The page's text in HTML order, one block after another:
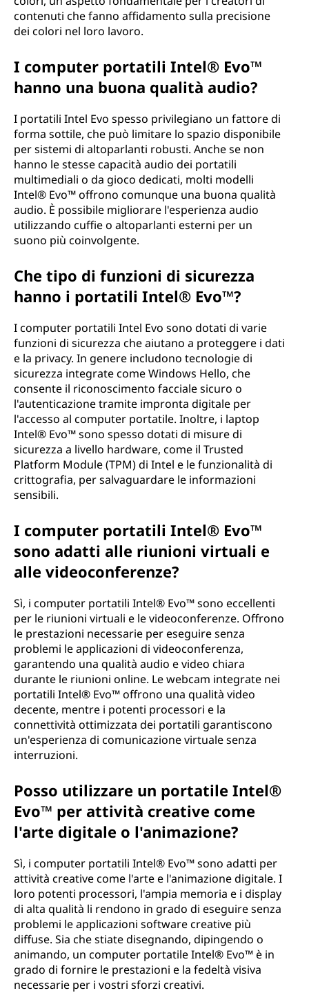
contenuti che fanno affidamento sulla precisione
dei colori nel loro lavoro.
I computer portatili Intel® Evo™
hanno una buona qualità audio?
I portatili Intel Evo spesso privilegiano un fattore di
forma sottile, che può limitare lo spazio disponibile
per sistemi di altoparlanti robusti. Anche se non
hanno le stesse capacità audio dei portatili
multimediali o da gioco dedicati, molti modelli
Intel® Evo™ offrono comunque una buona qualità
audio. È possibile migliorare l'esperienza audio
utilizzando cuffie o altoparlanti esterni per un
suono più coinvolgente.
Che tipo di funzioni di sicurezza
hanno i portatili Intel® Evo™?
I computer portatili Intel Evo sono dotati di varie
funzioni di sicurezza che aiutano a proteggere i dati
e la privacy. In genere includono tecnologie di
sicurezza integrate come Windows Hello, che
consente il riconoscimento facciale sicuro o
l'autenticazione tramite impronta digitale per
l'accesso al computer portatile. Inoltre, i laptop
Intel® Evo™ sono spesso dotati di misure di
sicurezza a livello hardware, come il Trusted
Platform Module (TPM) di Intel e le funzionalità di
crittografia, per salvaguardare le informazioni
sensibili.
I computer portatili Intel® Evo™
sono adatti alle riunioni virtuali e
alle videoconferenze?
Sì, i computer portatili Intel® Evo™ sono eccellenti
per le riunioni virtuali e le videoconferenze. Offrono
le prestazioni necessarie per eseguire senza
problemi le applicazioni di videoconferenza,
garantendo una qualità audio e video chiara
durante le riunioni online. Le webcam integrate nei
portatili Intel® Evo™ offrono una qualità video
decente, mentre i potenti processori e la
connettività ottimizzata dei portatili garantiscono
un'esperienza di comunicazione virtuale senza
interruzioni.
Posso utilizzare un portatile Intel®
Evo™ per attività creative come
l'arte digitale o l'animazione?
Sì, i computer portatili Intel® Evo™ sono adatti per
attività creative come l'arte e l'animazione digitale. I
loro potenti processori, l'ampia memoria e i display
di alta qualità li rendono in grado di eseguire senza
problemi le applicazioni software creative più
diffuse. Sia che stiate disegnando, dipingendo o
animando, un computer portatile Intel® Evo™ è in
grado di fornire le prestazioni e la fedeltà visiva
necessarie per i vostri sforzi creativi.